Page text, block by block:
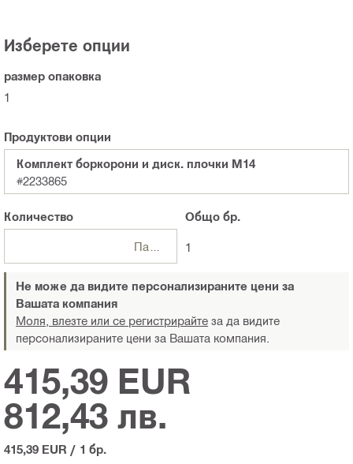
Изберете опции
размер опаковка
1
Продуктови опции
Комплект боркорони и диск. плочки M14
#2233865
Количество Общо бр.
1
Не може да видите персонализираните цени за
Вашата компания
Моля, влезте или се регистрирайте за да видите
персонализираните цени за Вашата компания.
415,39 EUR
812,43 лв.
415,39 EUR / 1 бр.